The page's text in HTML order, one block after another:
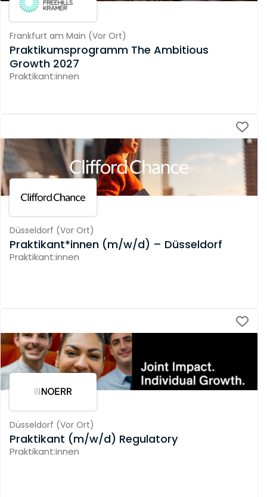
Frankfurt am Main (Vor Ort)
Praktikumsprogramm The Ambitious
Growth 2027
Praktikant:innen
Düsseldorf (Vor Ort)
Praktikant*innen (m/w/d) – Düsseldorf
Praktikant:innen
Düsseldorf (Vor Ort)
Praktikant (m/w/d) Regulatory
Praktikant:innen